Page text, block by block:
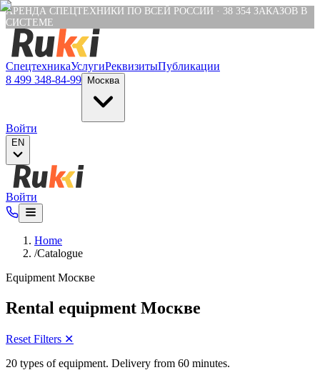
Verification: e6a4652c04df1fb8
АРЕНДА СПЕЦТЕХНИКИ ПО ВСЕЙ РОССИИ · 38 354 ЗАКАЗОВ В
СИСТЕМЕ
СпецтехникаУслугиРеквизитыПубликации
8 499 348-84-99
Москва
Войти
EN
Войти
Home
/Catalogue
Equipment Москве
Rental equipment Москве
Reset Filters ✕
20 types of equipment. Delivery from 60 minutes.